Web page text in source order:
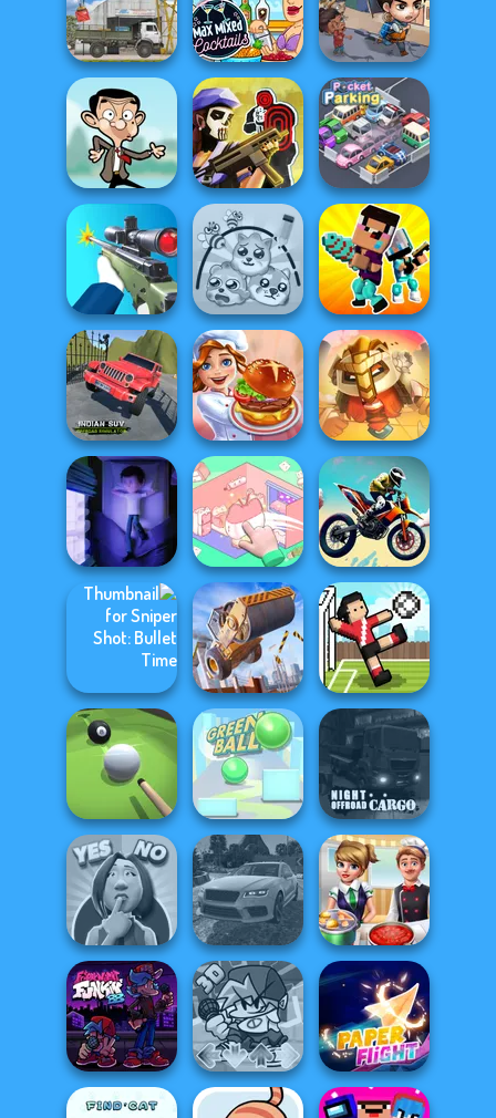
Cooking
Madness
Dora Cooking in
la Cucina
Elven Makeover
Last Day On Earth
Survival
Max Mixed
Cocktails
The Cargo
Pocket Parking
Tom Clancy's
Shootout
Mr Bean Jump
Noob vs Pro
Challenge
Protect My Dog 3
Sniper Shooter 2
For Honor
Warriors io
Cooking Festival
Indian SUV
Offroad
Simulator
Bike Jump
Organization
Princess
Cursed Dreams
Soccer Random
Construction
Ramp Jumping
Sniper Shot:
Bullet Time
Night OffRoad
Cargo
Green Ball
Pool Master 3D
Cooking Frenzy
Real Drift
Multiplayer
Yes or No
Challenge